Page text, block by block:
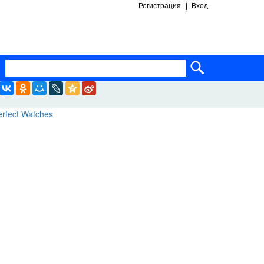
Регистрация Вход